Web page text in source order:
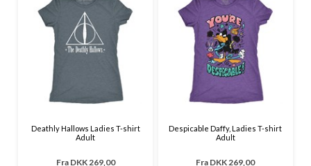
Deathly Hallows Ladies T-shirt
Adult
Fra DKK 269,00
Despicable Daffy, Ladies T-shirt
Adult
Fra DKK 269,00